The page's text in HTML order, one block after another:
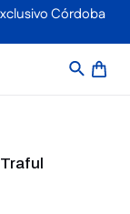
Córdoba